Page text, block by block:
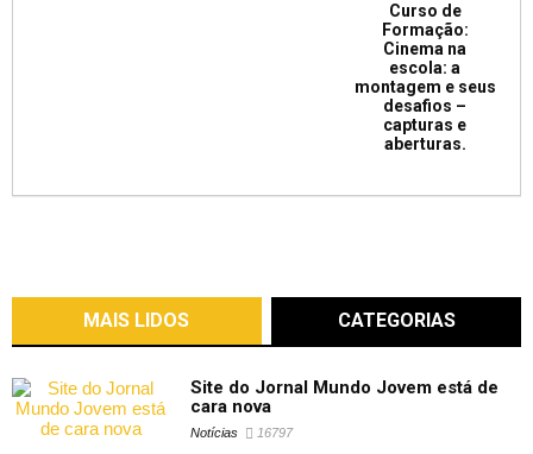
Curso de
Formação:
Cinema na
escola: a
montagem e seus
desafios –
capturas e
aberturas.
MAIS LIDOS CATEGORIAS
Site do Jornal Mundo Jovem está de
cara nova
Notícias 16797